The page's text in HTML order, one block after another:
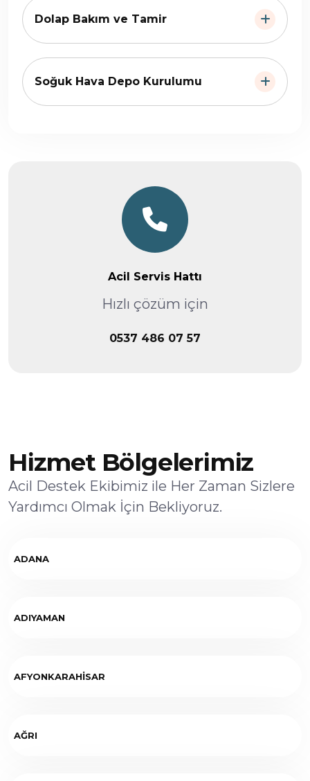
Dolap Bakım ve Tamir
Soğuk Hava Depo Kurulumu
Acil Servis Hattı
Hızlı çözüm için
0537 486 07 57
Hizmet Bölgelerimiz
Acil Destek Ekibimiz ile Her Zaman Sizlere
Yardımcı Olmak İçin Bekliyoruz.
ADANA
ADIYAMAN
AFYONKARAHİSAR
AĞRI